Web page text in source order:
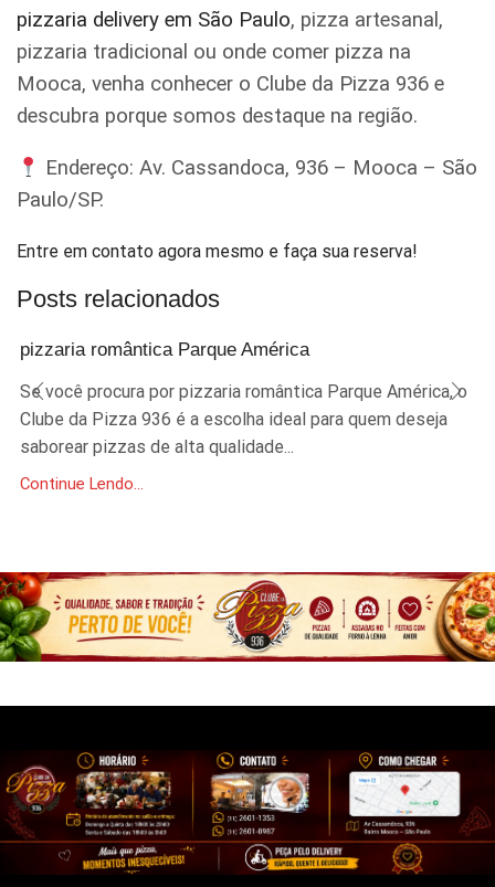
pizzaria delivery em São Paulo, pizza artesanal,
pizzaria tradicional ou onde comer pizza na
Mooca, venha conhecer o Clube da Pizza 936 e
descubra porque somos destaque na região.
Endereço: Av. Cassandoca, 936 – Mooca – São
Paulo/SP.
Entre em contato agora mesmo e faça sua reserva!
Posts relacionados
pizzaria romântica Parque América
Se você procura por pizzaria romântica Parque América, o
Clube da Pizza 936 é a escolha ideal para quem deseja
saborear pizzas de alta qualidade...
Continue Lendo...